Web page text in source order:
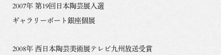
2007年 第19回日本陶芸展入選
ギャラリーボート銀座個展
2008年 西日本陶芸美術展テレビ九州放送受賞